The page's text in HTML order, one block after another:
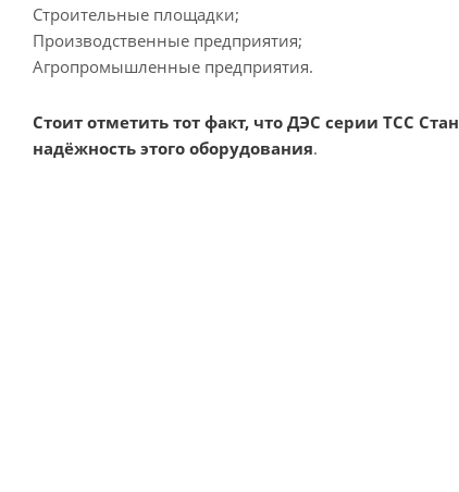
Строительные площадки;
Производственные предприятия;
Агропромышленные предприятия.
Стоит отметить тот факт, что ДЭС серии ТСС
надёжность этого оборудования.